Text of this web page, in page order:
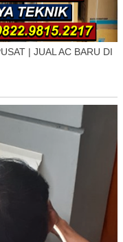
| JUAL AC BARU DI